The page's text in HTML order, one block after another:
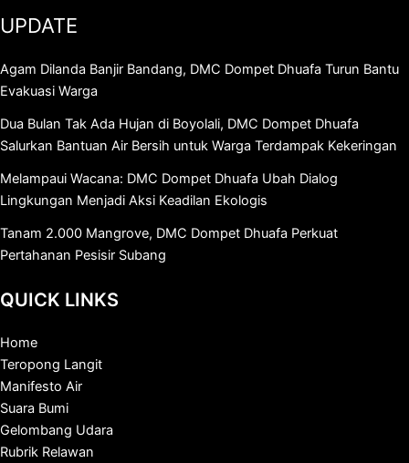
UPDATE
Agam Dilanda Banjir Bandang, DMC Dompet Dhuafa Turun Bantu
Evakuasi Warga
Dua Bulan Tak Ada Hujan di Boyolali, DMC Dompet Dhuafa
Salurkan Bantuan Air Bersih untuk Warga Terdampak Kekeringan
Melampaui Wacana: DMC Dompet Dhuafa Ubah Dialog
Lingkungan Menjadi Aksi Keadilan Ekologis
Tanam 2.000 Mangrove, DMC Dompet Dhuafa Perkuat
Pertahanan Pesisir Subang
QUICK LINKS
Home
Teropong Langit
Manifesto Air
Suara Bumi
Gelombang Udara
Rubrik Relawan